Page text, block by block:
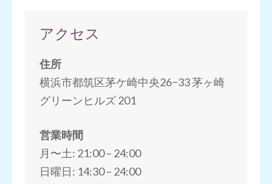
アクセス
住所
横浜市都筑区茅ケ崎中央26−33 茅ヶ崎
グリーンヒルズ 201
営業時間
月〜土: 21:00 – 24:00
日曜日: 14:30 – 24:00